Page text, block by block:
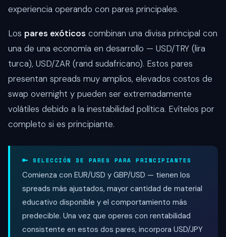
experiencia operando con pares principales.
Los pares exóticos combinan una divisa principal con
una de una economía en desarrollo — USD/TRY (lira
turca), USD/ZAR (rand sudafricano). Estos pares
presentan spreads muy amplios, elevados costos de
swap overnight y pueden ser extremadamente
volátiles debido a la inestabilidad política. Evítelos por
completo si es principiante.
🔑 SELECCIÓN DE PARES PARA PRINCIPIANTES
Comienza con EUR/USD y GBP/USD — tienen los
spreads más ajustados, mayor cantidad de material
educativo disponible y el comportamiento más
predecible. Una vez que operes con rentabilidad
consistente en estos dos pares, incorpora USD/JPY